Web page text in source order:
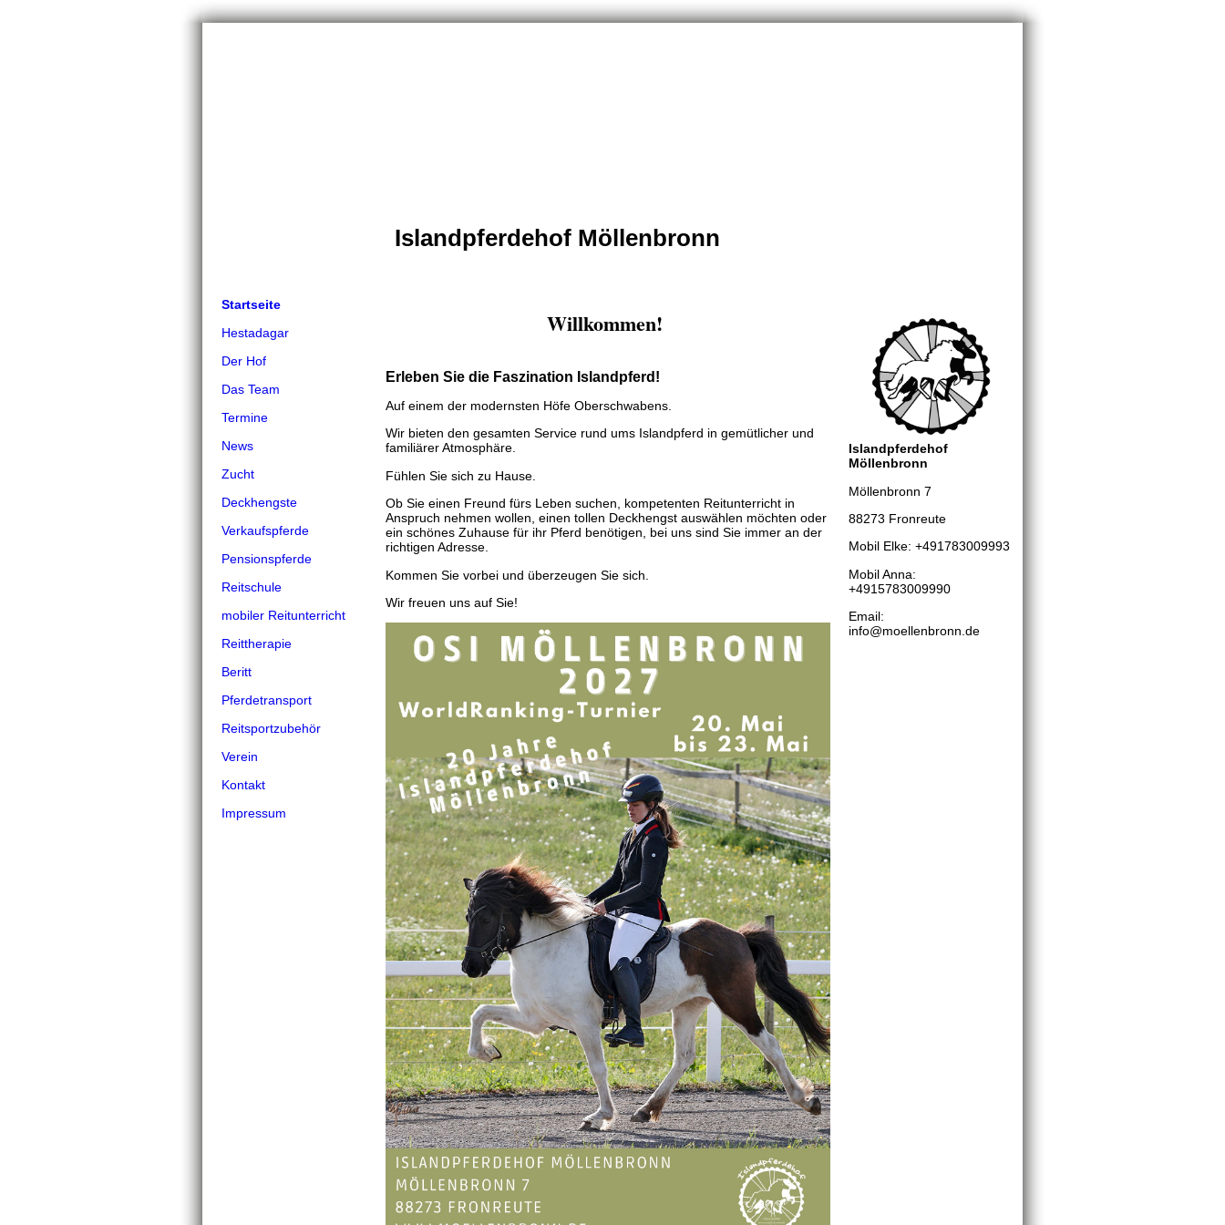
Islandpferdehof Möllenbronn
Startseite
Hestadagar
Der Hof
Das Team
Termine
News
Zucht
Deckhengste
Verkaufspferde
Pensionspferde
Reitschule
mobiler Reitunterricht
Reittherapie
Beritt
Pferdetransport
Reitsportzubehör
Verein
Kontakt
Impressum
Willkommen!
Erleben Sie die Faszination Islandpferd!
Auf einem der modernsten Höfe Oberschwabens.
Wir bieten den gesamten Service rund ums Islandpferd in gemütlicher und
familiärer Atmosphäre.
Fühlen Sie sich zu Hause.
Ob Sie einen Freund fürs Leben suchen, kompetenten Reitunterricht in
Anspruch nehmen wollen, einen tollen Deckhengst auswählen möchten oder
ein schönes Zuhause für ihr Pferd benötigen, bei uns sind Sie immer an der
richtigen Adresse.
Kommen Sie vorbei und überzeugen Sie sich.
Wir freuen uns auf Sie!
Islandpferdehof
Möllenbronn
Möllenbronn 7
88273 Fronreute
Mobil Elke: +491783009993
Mobil Anna:
+4915783009990
Email:
info@moellenbronn.de